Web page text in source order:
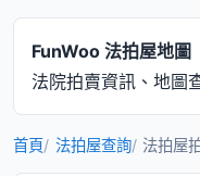
FunWoo 法拍屋地圖
法院拍賣資訊、地圖
首頁 法拍屋查詢 法拍屋